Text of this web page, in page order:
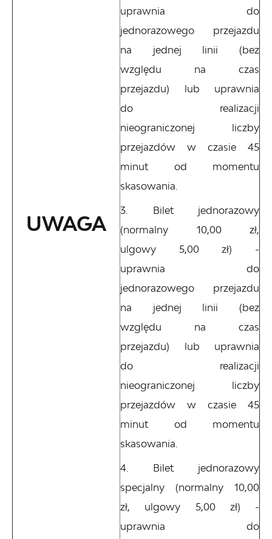
UWAGA
uprawnia do
jednorazowego przejazdu
na jednej linii (bez
względu na czas
przejazdu) lub uprawnia
do realizacji
nieograniczonej liczby
przejazdów w czasie 45
minut od momentu
skasowania.
Bilet jednorazowy
(normalny 10,00 zł,
ulgowy 5,00 zł) -
uprawnia do
jednorazowego przejazdu
na jednej linii (bez
względu na czas
przejazdu) lub uprawnia
do realizacji
nieograniczonej liczby
przejazdów w czasie 45
minut od momentu
skasowania.
Bilet jednorazowy
specjalny (normalny 10,00
zł, ulgowy 5,00 zł) -
uprawnia do